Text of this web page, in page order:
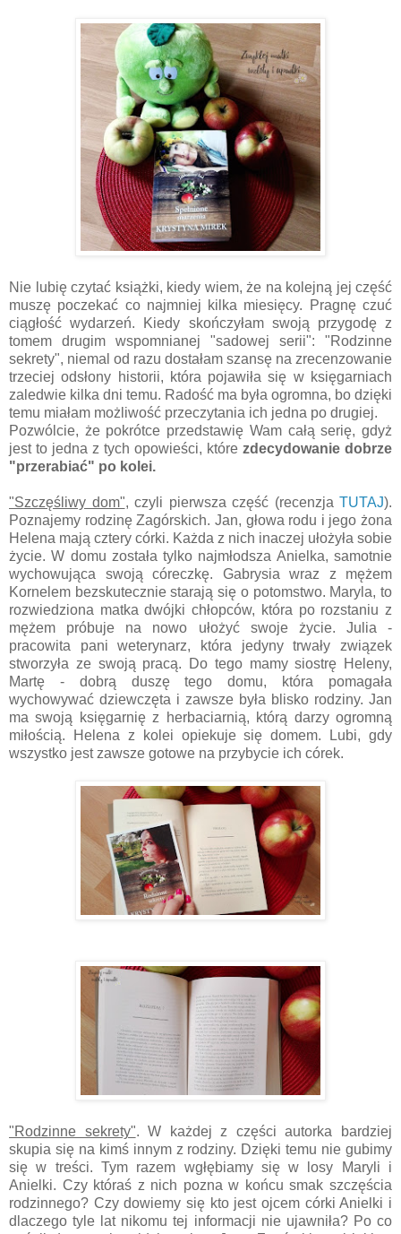
Nie lubię czytać książki, kiedy wiem, że na kolejną jej część
muszę poczekać co najmniej kilka miesięcy. Pragnę czuć
ciągłość wydarzeń. Kiedy skończyłam swoją przygodę z
tomem drugim wspomnianej "sadowej serii": "Rodzinne
sekrety", niemal od razu dostałam szansę na zrecenzowanie
trzeciej odsłony historii, która pojawiła się w księgarniach
zaledwie kilka dni temu. Radość ma była ogromna, bo dzięki
temu miałam możliwość przeczytania ich jedna po drugiej.
Pozwólcie, że pokrótce przedstawię Wam całą serię, gdyż
jest to jedna z tych opowieści, które zdecydowanie dobrze
"przerabiać" po kolei.
"Szczęśliwy dom", czyli pierwsza część (recenzja TUTAJ).
Poznajemy rodzinę Zagórskich. Jan, głowa rodu i jego żona
Helena mają cztery córki. Każda z nich inaczej ułożyła sobie
życie. W domu została tylko najmłodsza Anielka, samotnie
wychowująca swoją córeczkę. Gabrysia wraz z mężem
Kornelem bezskutecznie starają się o potomstwo. Maryla, to
rozwiedziona matka dwójki chłopców, która po rozstaniu z
mężem próbuje na nowo ułożyć swoje życie. Julia -
pracowita pani weterynarz, która jedyny trwały związek
stworzyła ze swoją pracą. Do tego mamy siostrę Heleny,
Martę - dobrą duszę tego domu, która pomagała
wychowywać dziewczęta i zawsze była blisko rodziny. Jan
ma swoją księgarnię z herbaciarnią, którą darzy ogromną
miłością. Helena z kolei opiekuje się domem. Lubi, gdy
wszystko jest zawsze gotowe na przybycie ich córek.
"Rodzinne sekrety". W każdej z części autorka bardziej
skupia się na kimś innym z rodziny. Dzięki temu nie gubimy
się w treści. Tym razem wgłębiamy się w losy Maryli i
Anielki. Czy któraś z nich pozna w końcu smak szczęścia
rodzinnego? Czy dowiemy się kto jest ojcem córki Anielki i
dlaczego tyle lat nikomu tej informacji nie ujawniła? Po co